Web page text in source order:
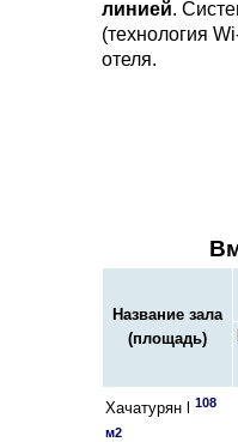
линией.
(технология
отеля.
Название зала
(площадь)
Хачатурян l 108
м2